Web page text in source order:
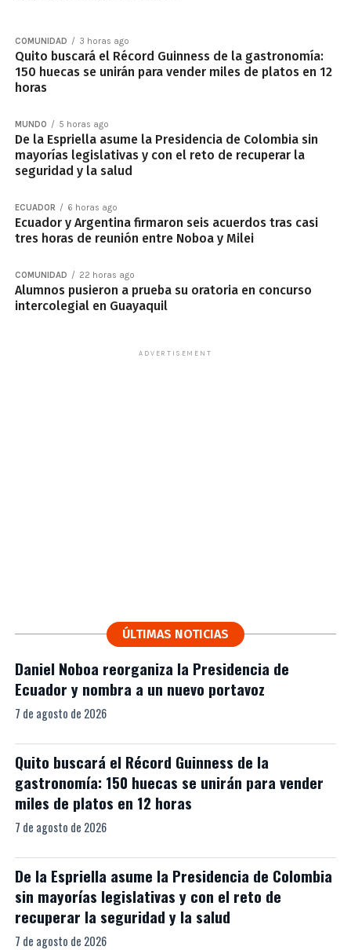
COMUNIDAD 3 horas ago
Quito buscará el Récord Guinness de la gastronomía:
150 huecas se unirán para vender miles de platos en 12
horas
MUNDO 5 horas ago
De la Espriella asume la Presidencia de Colombia sin
mayorías legislativas y con el reto de recuperar la
seguridad y la salud
ECUADOR 6 horas ago
Ecuador y Argentina firmaron seis acuerdos tras casi
tres horas de reunión entre Noboa y Milei
COMUNIDAD 22 horas ago
Alumnos pusieron a prueba su oratoria en concurso
intercolegial en Guayaquil
ADVERTISEMENT
ÚLTIMAS NOTICIAS
Daniel Noboa reorganiza la Presidencia de
Ecuador y nombra a un nuevo portavoz
7 de agosto de 2026
Quito buscará el Récord Guinness de la
gastronomía: 150 huecas se unirán para vender
miles de platos en 12 horas
7 de agosto de 2026
De la Espriella asume la Presidencia de Colombia
sin mayorías legislativas y con el reto de
recuperar la seguridad y la salud
7 de agosto de 2026